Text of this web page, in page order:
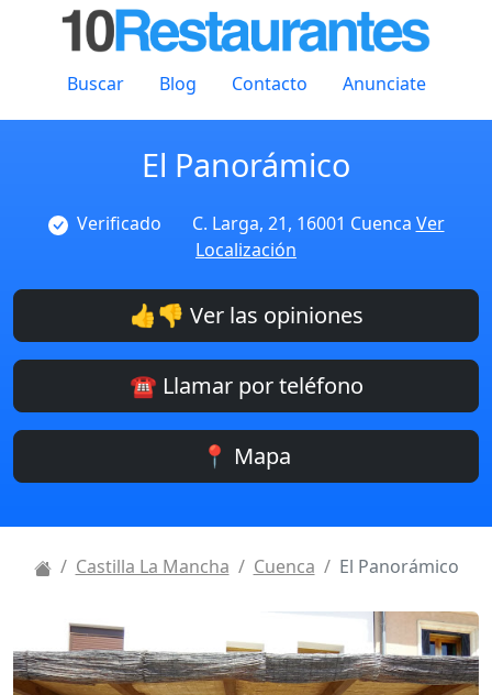
Buscar Blog Contacto Anunciate
El Panorámico
Verificado C. Larga, 21, 16001 Cuenca Ver
Localización
👍👎 Ver las opiniones
☎️ Llamar por teléfono
📍 Mapa
Castilla La Mancha Cuenca El Panorámico